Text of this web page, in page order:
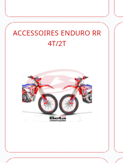
ACCESSOIRES ENDURO RR
4T/2T